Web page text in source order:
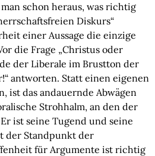
schon heraus, was richtig
Diskurs“
einer Aussage die einzige
die Frage „Christus oder
der Liberale im Brustton der
antworten. Statt einen eigenen
ist das andauernde Abwägen
Strohhalm, an den der
ist seine Tugend und seine
der Standpunkt der
für Argumente ist richtig